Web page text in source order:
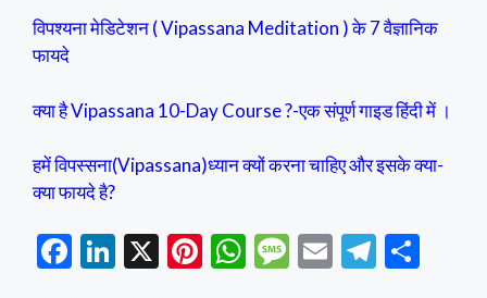
विपश्यना मेडिटेशन ( Vipassana Meditation ) के 7 वैज्ञानिक
फायदे
क्या है Vipassana 10-Day Course ?-एक संपूर्ण गाइड हिंदी में ।
हमें विपस्सना(Vipassana)ध्यान क्यों करना चाहिए और इसके क्या-
क्या फायदे है?
F
Li X
Pi W M E
T